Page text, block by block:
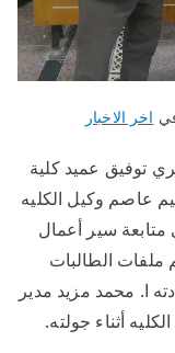
اخر الاخبار
توفيق عميد كلية
عاصم وكيل الكليه
سير أعمال
الطالبات
ا. محمد مزيد مدير
أثناء جولته.